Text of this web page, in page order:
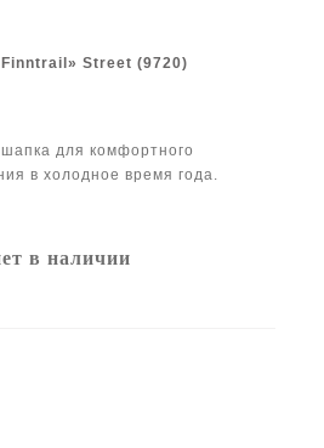
Street (9720)
для комфортного
в холодное время года.
в наличии